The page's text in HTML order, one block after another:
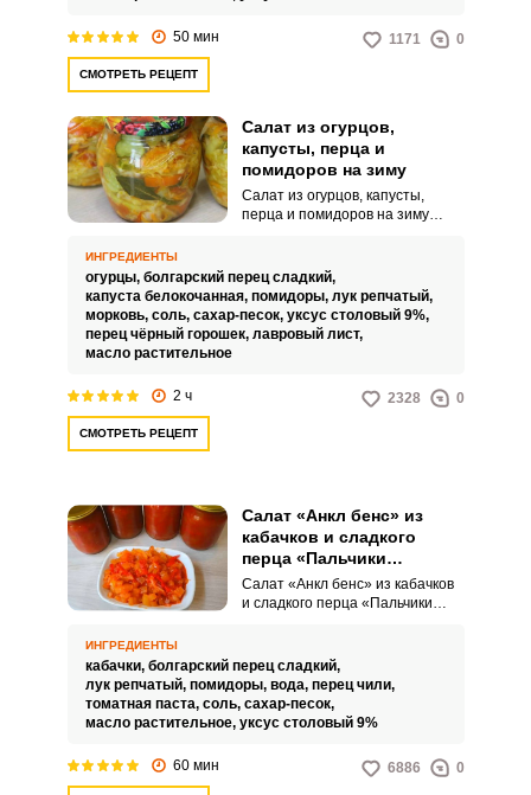
50 мин 1171 0
СМОТРЕТЬ РЕЦЕПТ
Салат из огурцов,
капусты, перца и
помидоров на зиму
Салат из огурцов, капусты,
перца и помидоров на зиму
получается не только очень
вкусным, но и невероятно
привлекательным.
ИНГРЕДИЕНТЫ
огурцы, болгарский перец сладкий,
капуста белокочанная, помидоры, лук репчатый,
морковь, соль, сахар-песок, уксус столовый 9%,
перец чёрный горошек, лавровый лист,
масло растительное
2 ч 2328 0
СМОТРЕТЬ РЕЦЕПТ
Салат «Анкл бенс» из
кабачков и сладкого
перца «Пальчики
оближешь» на зиму
Салат «Анкл бенс» из кабачков
и сладкого перца «Пальчики
аппетитное угощение для
вашего стола. Такой салат
можно подавать к горячим
гарнирам, мясным, рыбным
хлебом как самостоятельную
ИНГРЕДИЕНТЫ
кабачки, болгарский перец сладкий,
лук репчатый, помидоры, вода, перец чили,
томатная паста, соль, сахар-песок,
масло растительное, уксус столовый 9%
60 мин 6886 0